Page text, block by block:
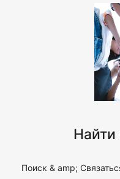
Найти
Поиск & amp;